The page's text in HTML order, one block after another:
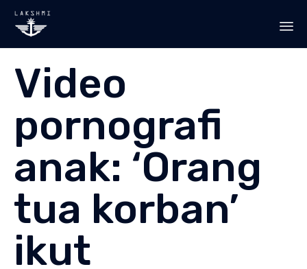
Video
pornografi
anak: ‘Orang
tua korban’
ikut